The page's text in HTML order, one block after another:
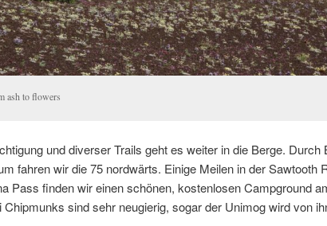
ash to flowers
und diverser Trails geht es weiter in die Berge. Durch
fahren wir die 75 nordwärts. Einige Meilen in der Sawtooth
Pass finden wir einen schönen, kostenlosen Campground
Chipmunks sind sehr neugierig, sogar der Unimog wird von